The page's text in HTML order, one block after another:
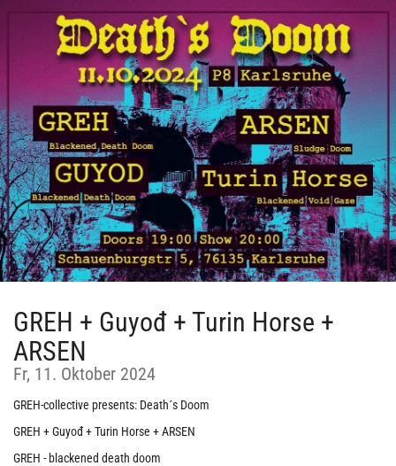
GREH + Guyođ + Turin Horse +
ARSEN
Fr, 11. Oktober 2024
GREH-collective presents: Death´s Doom
GREH + Guyođ + Turin Horse + ARSEN
GREH - blackened death doom